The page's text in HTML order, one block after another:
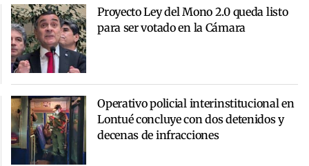
Proyecto Ley del Mono 2.0 queda listo
para ser votado en la Cámara
Operativo policial interinstitucional en
Lontué concluye con dos detenidos y
decenas de infracciones